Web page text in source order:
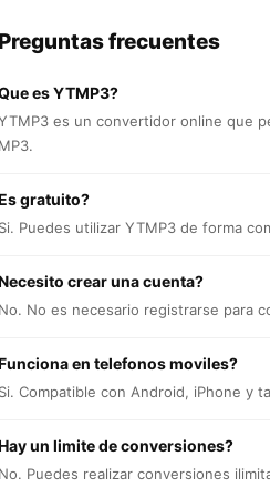
Preguntas frecuentes
es YTMP3?
es un convertidor online que
MP3.
gratuito?
Si. Puedes utilizar YTMP3 de forma
crear una cuenta?
No. No es necesario registrarse para
en telefonos moviles?
Si. Compatible con Android, iPhone y
un limite de conversiones?
No. Puedes realizar conversiones